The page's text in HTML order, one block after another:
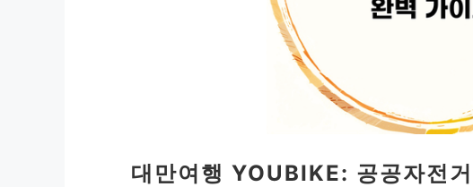
대만여행 YOUBIKE: 공공자전